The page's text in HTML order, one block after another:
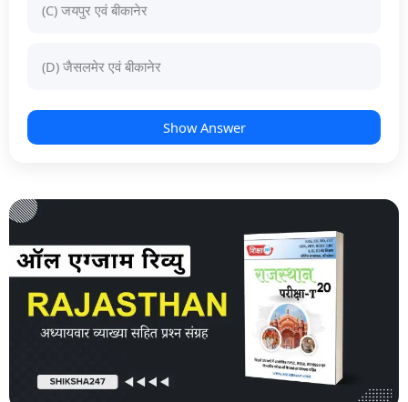
(C) जयपुर एवं बीकानेर
(D) जैसलमेर एवं बीकानेर
Show Answer